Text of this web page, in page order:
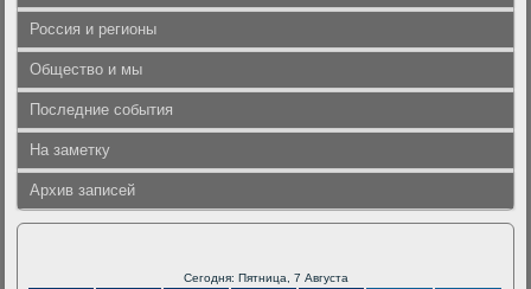
Россия и регионы
Общество и мы
Последние события
На заметку
Архив записей
Сегодня: Пятница, 7 Августа